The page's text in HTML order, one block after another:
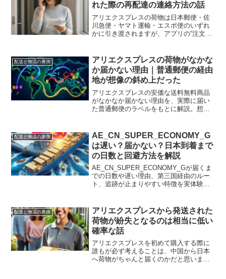
れた際の再配達の連絡方法の話
アリエクスプレスの荷物は日本郵便・佐
川急便・ヤマト運輸・エスポ便のいずれ
かに引き渡されますが、アプリの“注文の
こから問い合わせが可能です。
配送と物流の裏側
アリエクスプレスの荷物がなかな
か届かない理由｜普通郵便の経由
地が想像の斜め上だった
アリエクスプレスの安価な送料無料商品
がなかなか届かない理由を、実際に届い
た普通郵便のラベルをもとに解説。想像
配送と物流の裏側
AE_CN_SUPER_ECONOMY_G
は遅い？届かない？日本到着まで
の日数と回避方法を解説
AE_CN_SUPER_ECONOMY_Gが届くま
での日数や遅い理由、第三国経由のルー
ト、追跡が止まりやすい特徴を実体験ベ
意点もまとめた初心者向けガイドです。
待たされやすい配送の仕組みを事前に知
りたい人向けです。詳しく知りたい場合
に役立ちます。
配送と物流の裏側
アリエクスプレスから発送された
荷物が紛失となるのは相当に低い
確率な話
アリエクスプレスを初めて購入する際に
誰もが必ず考えることは、中国から日本
へ荷物がちゃんと届くのかだと思いま